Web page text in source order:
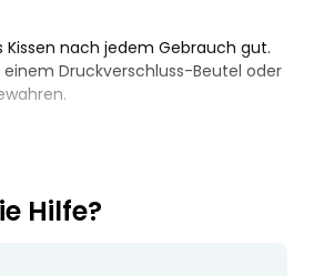
Kissen nach jedem Gebrauch gut.
einem Druckverschluss-Beutel oder
Hilfe?